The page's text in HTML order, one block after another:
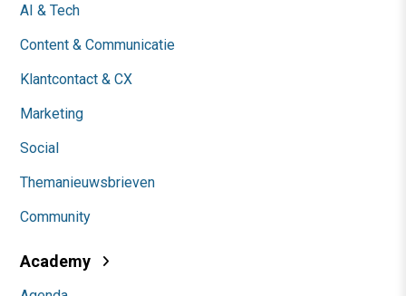
AI & Tech
Content & Communicatie
Klantcontact & CX
Marketing
Social
Themanieuwsbrieven
Community
Academy